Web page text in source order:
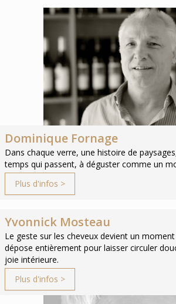
Dominique Fornage
Dans chaque verre, une histoire de
temps qui passent, à déguster comme un
Plus d'infos >
Yvonnick Mosteau
Le geste sur les cheveux devient un moment
dépose entièrement pour laisser circuler
joie intérieure.
Plus d'infos >